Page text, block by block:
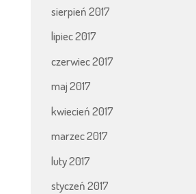
sierpień 2017
lipiec 2017
czerwiec 2017
maj 2017
kwiecień 2017
marzec 2017
luty 2017
styczeń 2017